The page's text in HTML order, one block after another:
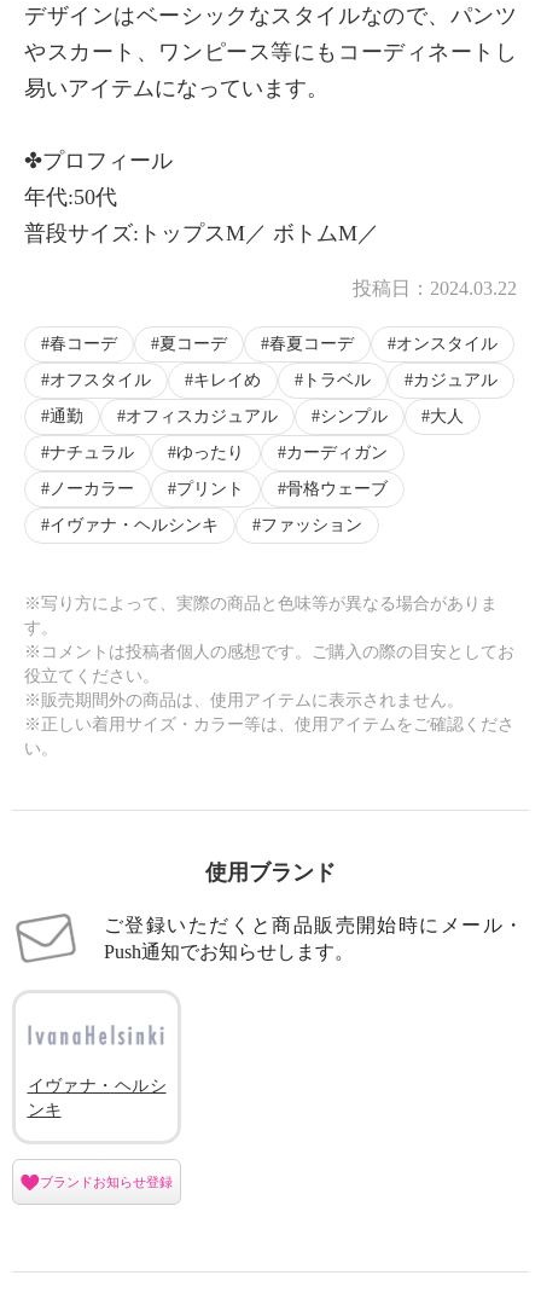
デザインはベーシックなスタイルなので、パンツ
やスカート、ワンピース等にもコーディネートし
易いアイテムになっています。
✤プロフィール
年代:50代
普段サイズ:トップスM／ ボトムM／
投稿日： 2024.03.22
春コーデ 夏コーデ 春夏コーデ
オンスタイル
オフスタイル
キレイめ トラベル
カジュアル
通勤
オフィスカジュアル シンプル
大人
ナチュラル
ゆったり
カーディガン
ノーカラー
プリント
骨格ウェーブ
イヴァナ・ヘルシンキ
ファッション
※写り方によって、実際の商品と色味等が異なる場合がありま
す。
※コメントは投稿者個人の感想です。ご購入の際の目安としてお
役立てください。
※販売期間外の商品は、使用アイテムに表示されません。
※正しい着用サイズ・カラー等は、使用アイテムをご確認くださ
い。
使用ブランド
ご登録いただくと商品販売開始時にメール・
Push通知でお知らせします。
イヴァナ・ヘルシ
ンキ
ブランドお知らせ登録